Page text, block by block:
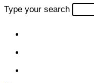
Type your search